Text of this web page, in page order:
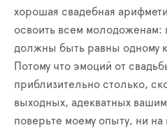
хорошая свадебная
освоить всем молодоженам:
должны быть равны одному
Потому что эмоций от
приблизительно столько,
выходных, адекватных
поверьте моему опыту, ни